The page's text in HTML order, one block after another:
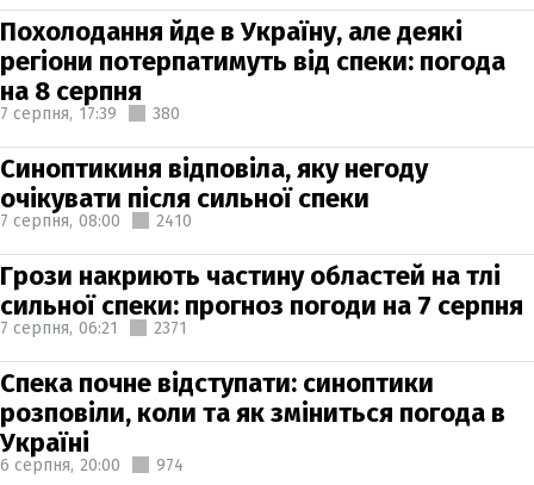
Похолодання йде в Україну, але деякі
регіони потерпатимуть від спеки: погода
на 8 серпня
7 серпня, 17:39 380
Синоптикиня відповіла, яку негоду
очікувати після сильної спеки
7 серпня, 08:00 2410
Грози накриють частину областей на тлі
сильної спеки: прогноз погоди на 7 серпня
7 серпня, 06:21 2371
Спека почне відступати: синоптики
розповіли, коли та як зміниться погода в
Україні
6 серпня, 20:00 974